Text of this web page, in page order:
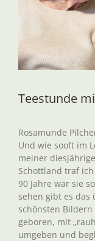
Teestunde
Rosamunde
Und wie sooft im
meiner
Schottland traf
90 Jahre war sie
sehen gibt es das
schönsten Bildern
geboren, mit
umgeben und